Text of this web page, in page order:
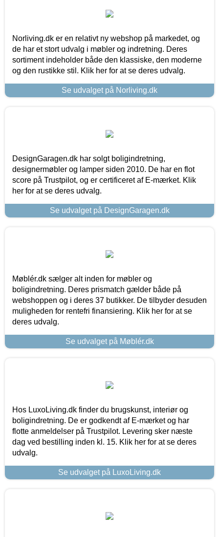
Norliving.dk er en relativt ny webshop på markedet, og
de har et stort udvalg i møbler og indretning. Deres
sortiment indeholder både den klassiske, den moderne
og den rustikke stil. Klik her for at se deres udvalg.
Se udvalget på Norliving.dk
DesignGaragen.dk har solgt boligindretning,
designermøbler og lamper siden 2010. De har en flot
score på Trustpilot, og er certificeret af E-mærket. Klik
her for at se deres udvalg.
Se udvalget på DesignGaragen.dk
Møblér.dk sælger alt inden for møbler og
boligindretning. Deres prismatch gælder både på
webshoppen og i deres 37 butikker. De tilbyder desuden
muligheden for rentefri finansiering. Klik her for at se
deres udvalg.
Se udvalget på Møblér.dk
Hos LuxoLiving.dk finder du brugskunst, interiør og
boligindretning. De er godkendt af E-mærket og har
flotte anmeldelser på Trustpilot. Levering sker næste
dag ved bestilling inden kl. 15. Klik her for at se deres
udvalg.
Se udvalget på LuxoLiving.dk